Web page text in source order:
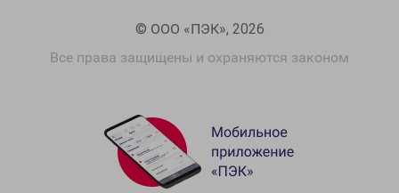
© ООО «ПЭК», 2026
Все права защищены и охраняются законом